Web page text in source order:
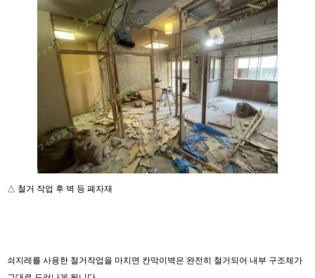
△ 철거 작업 후 벽 등 폐자재
쇠지레를 사용한 철거작업을 마치면 칸막이벽은 완전히 철거되어 내부 구조체가